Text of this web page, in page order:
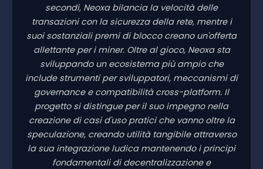
secondi, Neoxa bilancia la velocità delle
transazioni con la sicurezza della rete, mentre i
suoi sostanziali premi di blocco creano un'offerta
allettante per i miner. Oltre al gioco, Neoxa sta
sviluppando un ecosistema più ampio che
include strumenti per sviluppatori, meccanismi di
governance e compatibilità cross-platform. Il
progetto si distingue per il suo impegno nella
creazione di casi d'uso pratici che vanno oltre la
speculazione, creando utilità tangibile attraverso
la sua integrazione ludica mantenendo i principi
fondamentali di decentralizzazione e